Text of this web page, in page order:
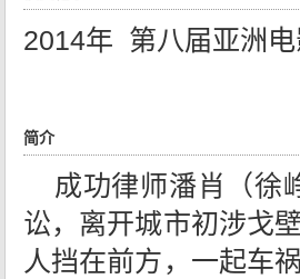
2014年 第八届亚洲
简介
成功律师潘肖（徐
讼，离开城市初涉戈
人挡在前方，一起车